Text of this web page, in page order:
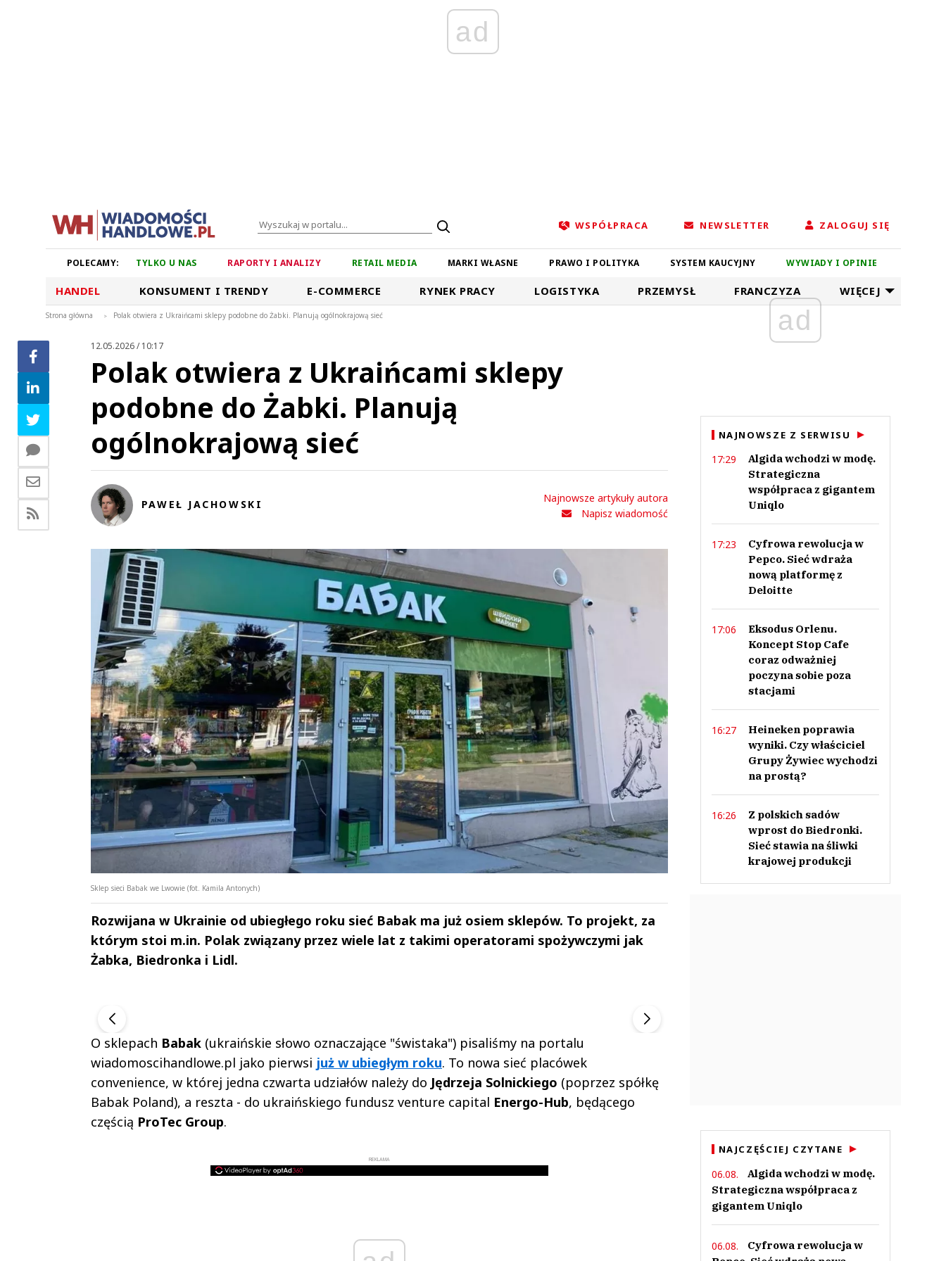
ad
WSPÓŁPRACA NEWSLETTER ZALOGUJ SIĘ
POLECAMY: TYLKO U NAS RAPORTY I ANALIZY RETAIL MEDIA MARKI WŁASNE PRAWO I POLITYKA SYSTEM KAUCYJNY WYWIADY I OPINIE
HANDEL KONSUMENT I TRENDY E-COMMERCE RYNEK PRACY LOGISTYKA PRZEMYSŁ FRANCZYZA WIĘCEJ
Strona główna > Polak otwiera z Ukraińcami sklepy podobne do Żabki. Planują ogólnokrajową sieć
12.05.2026 / 10:17
Polak otwiera z Ukraińcami sklepy
podobne do Żabki. Planują
ogólnokrajową sieć
PAWEŁ JACHOWSKI
Najnowsze artykuły autora
Napisz wiadomość
Sklep sieci Babak we Lwowie (fot. Kamila Antonych)
Rozwijana w Ukrainie od ubiegłego roku sieć Babak ma już osiem sklepów. To projekt, za
którym stoi m.in. Polak związany przez wiele lat z takimi operatorami spożywczymi jak
Żabka, Biedronka i Lidl.
O sklepach Babak(ukraińskie słowo oznaczające "świstaka") pisaliśmy na portalu
wiadomoscihandlowe.pl jako pierwsi już w ubiegłym roku. To nowa sieć placówek
convenience, w której jedna czwarta udziałów należy do Jędrzeja Solnickiego (poprzez spółkę
Babak Poland), a reszta - do ukraińskiego fundusz venture capital Energo-Hub, będącego
częścią ProTec Group.
REKLAMA
ad
NAJNOWSZE Z SERWISU
17:29
Algida wchodzi w modę.
Strategiczna
współpraca z gigantem
Uniqlo
17:23
Cyfrowa rewolucja w
Pepco. Sieć wdraża
nową platformę z
Deloitte
17:06
Eksodus Orlenu.
Koncept Stop Cafe
coraz odważniej
poczyna sobie poza
stacjami
16:27
Heineken poprawia
wyniki. Czy właściciel
Grupy Żywiec wychodzi
na prostą?
16:26
Z polskich sadów
wprost do Biedronki.
Sieć stawia na śliwki
krajowej produkcji
NAJCZĘŚCIEJ CZYTANE
06.08.
Algida wchodzi w modę.
Strategiczna współpraca z
gigantem Uniqlo
06.08.
Cyfrowa rewolucja w